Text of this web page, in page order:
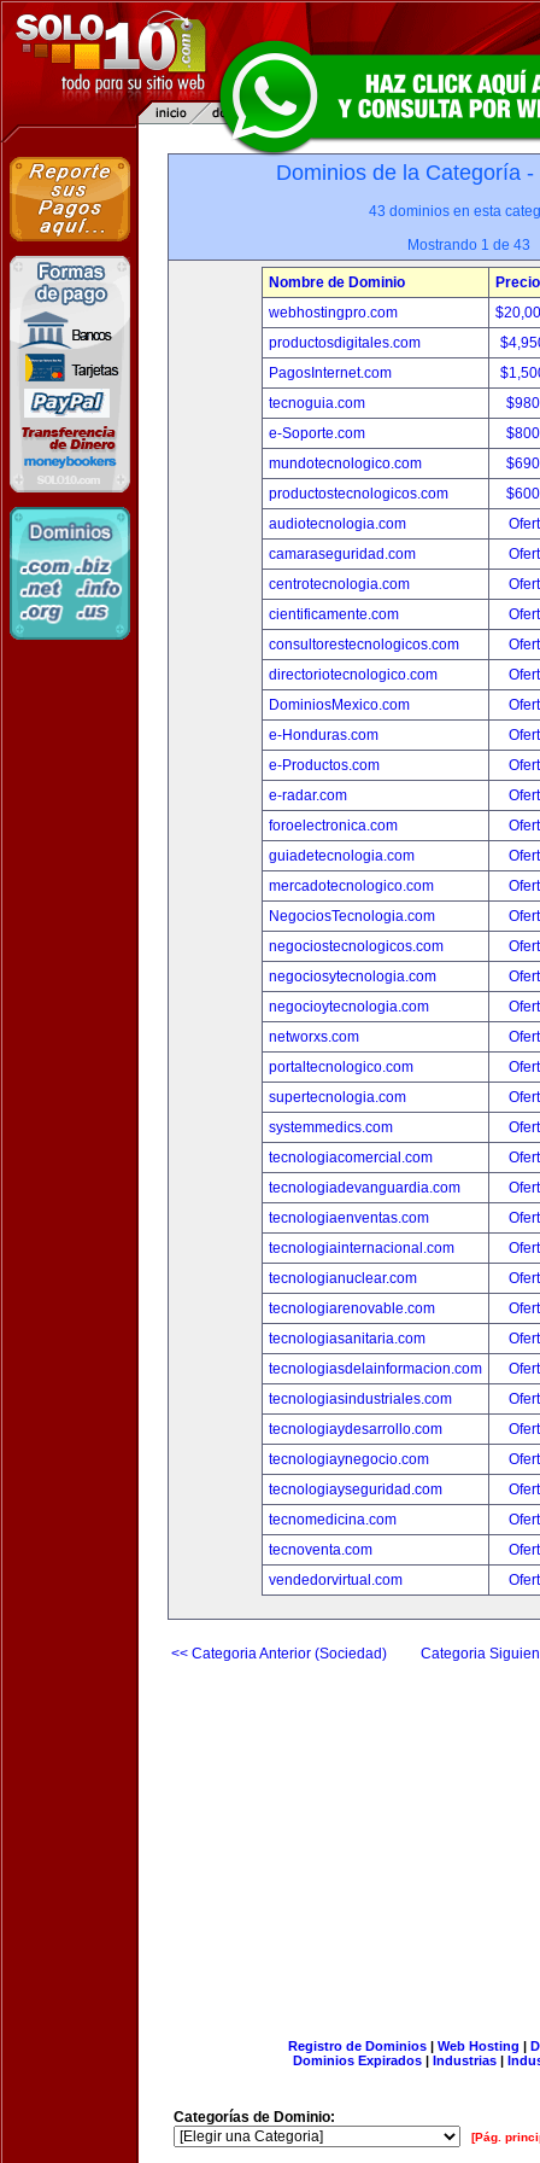
Dominios de la Categoría -
43 dominios en esta
Mostrando 1 de 43
Nombre de Dominio
Precio
webhostingpro.com
productosdigitales.com
PagosInternet.com
tecnoguia.com
e-Soporte.com
mundotecnologico.com
productostecnologicos.com
audiotecnologia.com
camaraseguridad.com
centrotecnologia.com
cientificamente.com
consultorestecnologicos.com
directoriotecnologico.com
DominiosMexico.com
e-Honduras.com
e-Productos.com
e-radar.com
foroelectronica.com
guiadetecnologia.com
mercadotecnologico.com
NegociosTecnologia.com
negociostecnologicos.com
negociosytecnologia.com
negocioytecnologia.com
networxs.com
portaltecnologico.com
supertecnologia.com
systemmedics.com
tecnologiacomercial.com
tecnologiadevanguardia.com
tecnologiaenventas.com
tecnologiainternacional.com
tecnologianuclear.com
tecnologiarenovable.com
tecnologiasanitaria.com
tecnologiasdelainformacion.com
tecnologiasindustriales.com
tecnologiaydesarrollo.com
tecnologiaynegocio.com
tecnologiayseguridad.com
tecnomedicina.com
tecnoventa.com
vendedorvirtual.com
<< Categoria Anterior (Sociedad) Categoria
Registro de Dominios| Web Hosting |
Dominios Expirados | Industrias |
Categorías de Dominio:
[Pág.